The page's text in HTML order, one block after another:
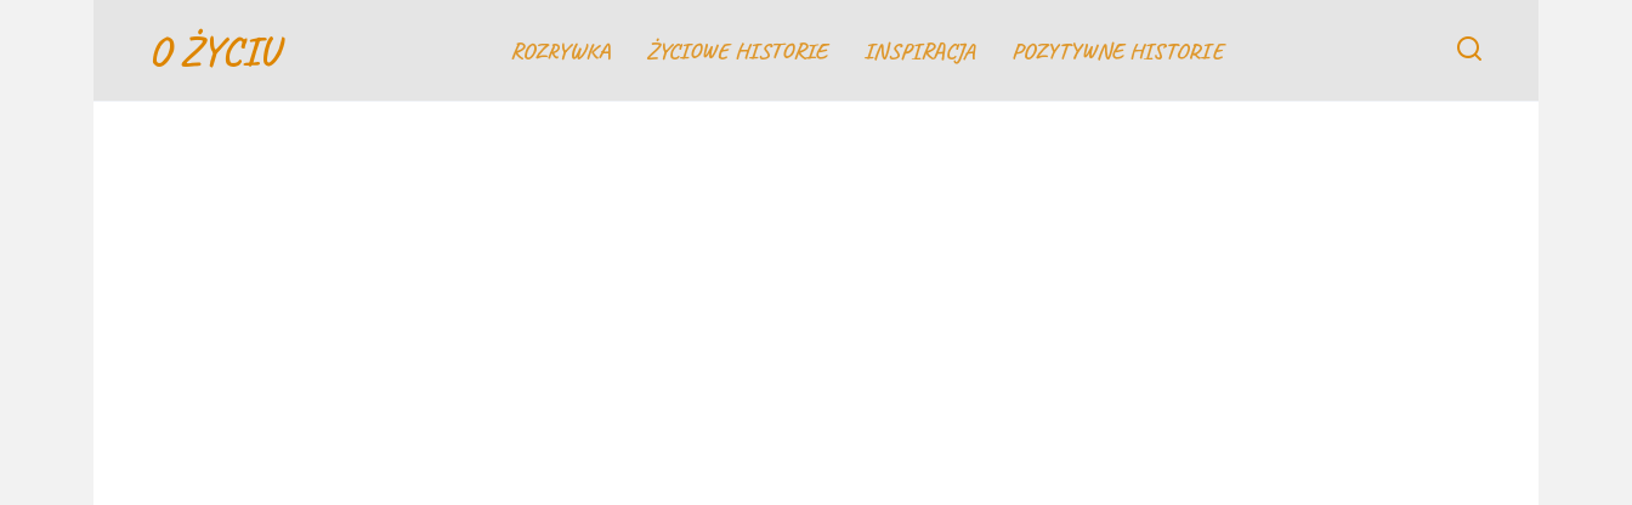
O ŻYCIU ROZRYWKA ŻYCIOWE HISTORIE INSPIRACJA POZYTYWNE HISTORIE